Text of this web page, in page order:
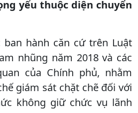
yếu thuộc diện chuyển
ban hành căn cứ trên Luật
nhũng năm 2018 và các
của Chính phủ, nhằm
giám sát chặt chẽ đối với
không giữ chức vụ lãnh